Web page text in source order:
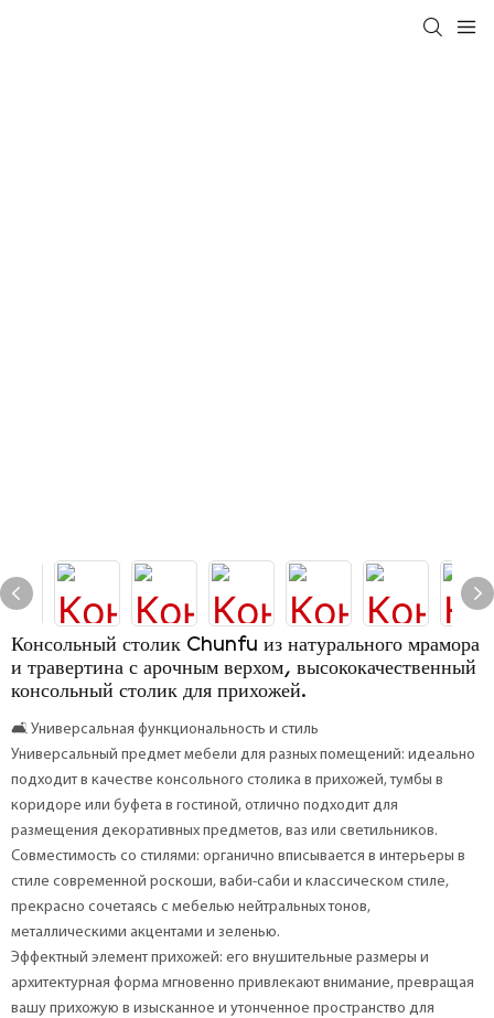
Консольный столик Chunfu из натурального мрамора
и травертина с арочным верхом, высококачественный
консольный столик для прихожей.
🛋️ Универсальная функциональность и стиль
Универсальный предмет мебели для разных помещений: идеально
подходит в качестве консольного столика в прихожей, тумбы в
коридоре или буфета в гостиной, отлично подходит для
размещения декоративных предметов, ваз или светильников.
Совместимость со стилями: органично вписывается в интерьеры в
стиле современной роскоши, ваби-саби и классическом стиле,
прекрасно сочетаясь с мебелью нейтральных тонов,
металлическими акцентами и зеленью.
Эффектный элемент прихожей: его внушительные размеры и
архитектурная форма мгновенно привлекают внимание, превращая
вашу прихожую в изысканное и утонченное пространство для